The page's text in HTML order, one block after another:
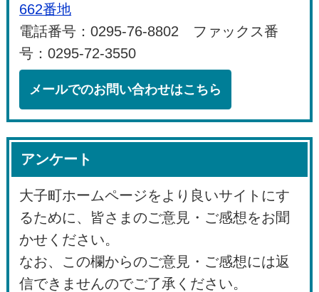
662番地
電話番号：0295-76-8802 ファックス番
号：0295-72-3550
メールでのお問い合わせはこちら
アンケート
大子町ホームページをより良いサイトにす
るために、皆さまのご意見・ご感想をお聞
かせください。
なお、この欄からのご意見・ご感想には返
信できませんのでご了承ください。